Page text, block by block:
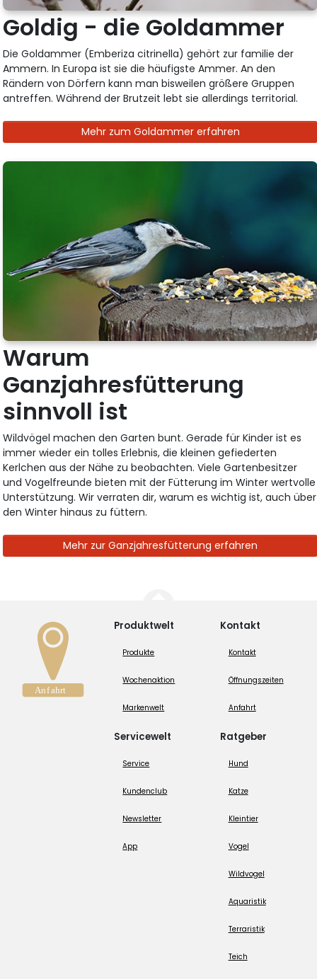
Goldig - die Goldammer
Die Goldammer (Emberiza citrinella) gehört zur familie der
Ammern. In Europa ist sie die häufigste Ammer. An den
Rändern von Dörfern kann man bisweilen größere Gruppen
antreffen. Während der Brutzeit lebt sie allerdings territorial.
Mehr zum Goldammer erfahren
Warum
Ganzjahresfütterung
sinnvoll ist
Wildvögel machen den Garten bunt. Gerade für Kinder ist es
immer wieder ein tolles Erlebnis, die kleinen gefiederten
Kerlchen aus der Nähe zu beobachten. Viele Gartenbesitzer
und Vogelfreunde bieten mit der Fütterung im Winter wertvolle
Unterstützung. Wir verraten dir, warum es wichtig ist, auch über
den Winter hinaus zu füttern.
Mehr zur Ganzjahresfütterung erfahren
Produktwelt
Produkte
Wochenaktion
Markenwelt
Servicewelt
Service
Kundenclub
Newsletter
App
Kontakt
Kontakt
Öffnungszeiten
Anfahrt
Ratgeber
Hund
Katze
Kleintier
Vogel
Wildvogel
Aquaristik
Terraristik
Teich